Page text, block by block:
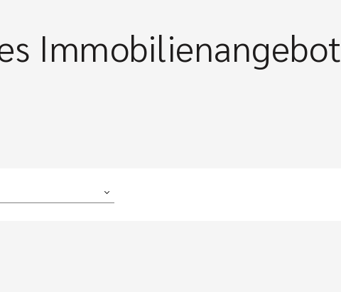
Immobilienangebot